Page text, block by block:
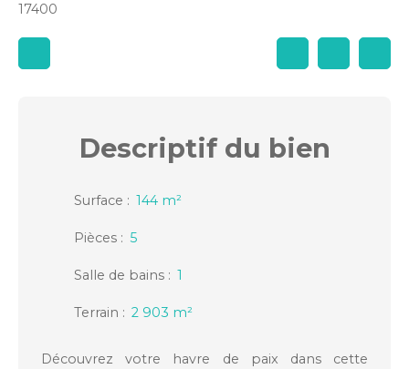
17400
Descriptifdu bien
Surface : 144 m²
Pièces : 5
Salle de bains : 1
Terrain : 2 903 m²
Découvrez votre havre de paix dans cette